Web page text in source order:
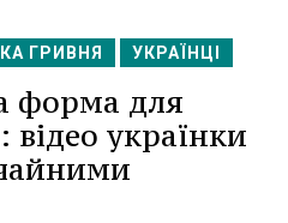
ГРИВНЯ УКРАЇНЦІ
форма для
відео українки